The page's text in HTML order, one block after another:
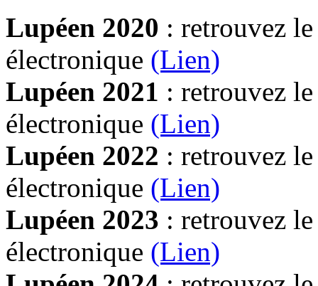
Lupéen 2020 : retrouvez
électronique (Lien)
Lupéen 2021 : retrouvez
électronique (Lien)
Lupéen 2022 : retrouvez
électronique (Lien)
Lupéen 2023 : retrouvez
électronique (Lien)